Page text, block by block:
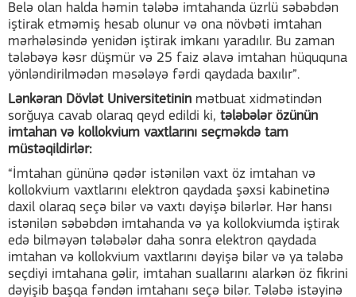
Belə olan halda həmin tələbə imtahanda üzrlü səbəbdən
iştirak etməmiş hesab olunur və ona növbəti imtahan
mərhələsində yenidən iştirak imkanı yaradılır. Bu zaman
tələbəyə kəsr düşmür və 25 faiz əlavə imtahan hüququna
yönləndirilmədən məsələyə fərdi qaydada baxılır”.
Lənkəran Dövlət Universitetinin mətbuat xidmətindən
sorğuya cavab olaraq qeyd edildi ki, tələbələr özünün
imtahan və kollokvium vaxtlarını seçməkdə tam
müstəqildirlər:
“İmtahan gününə qədər istənilən vaxt öz imtahan və
kollokvium vaxtlarını elektron qaydada şəxsi kabinetinə
daxil olaraq seçə bilər və vaxtı dəyişə bilərlər. Hər hansı
istənilən səbəbdən imtahanda və ya kollokviumda iştirak
edə bilməyən tələbələr daha sonra elektron qaydada
imtahan və kollokvium vaxtlarını dəyişə bilər və ya tələbə
seçdiyi imtahana gəlir, imtahan suallarını alarkən öz fikrini
dəyişib başqa fəndən imtahanı seçə bilər. Tələbə istəyinə